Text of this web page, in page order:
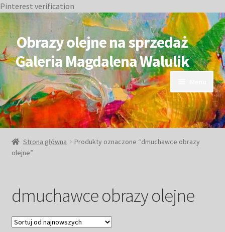
Pinterest verification
do
nawigacji
do
treści
Obrazy olejne na sprzedaż
Galeria Magdalena Walulik
OBRAZY DOSTĘPNE
Duże obrazy
Strona główna
Produkty oznaczone “dmuchawce obrazy
olejne”
dmuchawce obrazy olejne